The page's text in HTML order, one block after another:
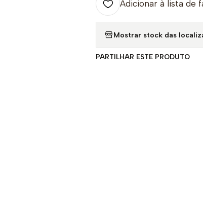
Adicionar à lista de
Mostrar stock das
PARTILHAR ESTE PRODUTO